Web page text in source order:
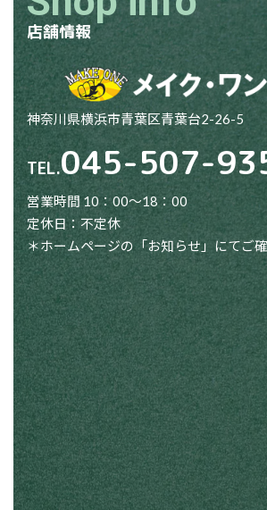
店舗情報
神奈川県横浜市青葉区青葉台2-26-5
TEL.045-507-
営業時間 10：00～18：00
定休日：不定休
＊ホームページの「お知らせ」にてご